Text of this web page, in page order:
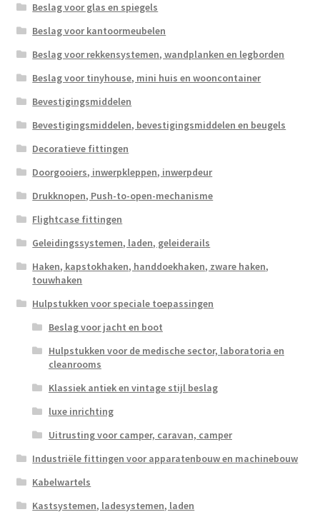
Beslag voor glas en spiegels
Beslag voor kantoormeubelen
Beslag voor rekkensystemen, wandplanken en legborden
Beslag voor tinyhouse, mini huis en wooncontainer
Bevestigingsmiddelen
Bevestigingsmiddelen, bevestigingsmiddelen en beugels
Decoratieve fittingen
Doorgooiers, inwerpkleppen, inwerpdeur
Drukknopen, Push-to-open-mechanisme
Flightcase fittingen
Geleidingssystemen, laden, geleiderails
Haken, kapstokhaken, handdoekhaken, zware haken,
touwhaken
Hulpstukken voor speciale toepassingen
Beslag voor jacht en boot
Hulpstukken voor de medische sector, laboratoria en
cleanrooms
Klassiek antiek en vintage stijl beslag
luxe inrichting
Uitrusting voor camper, caravan, camper
Industriële fittingen voor apparatenbouw en machinebouw
Kabelwartels
Kastsystemen, ladesystemen, laden